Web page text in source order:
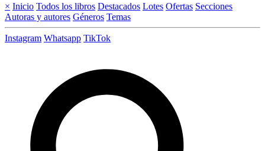
× Inicio Todos los libros Destacados Lotes Ofertas Secciones
Autoras y autores Géneros Temas
Instagram Whatsapp TikTok